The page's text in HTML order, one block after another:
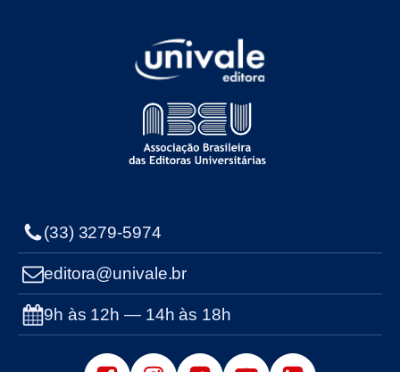
(33) 3279-5974
editora@univale.br
9h às 12h — 14h às 18h